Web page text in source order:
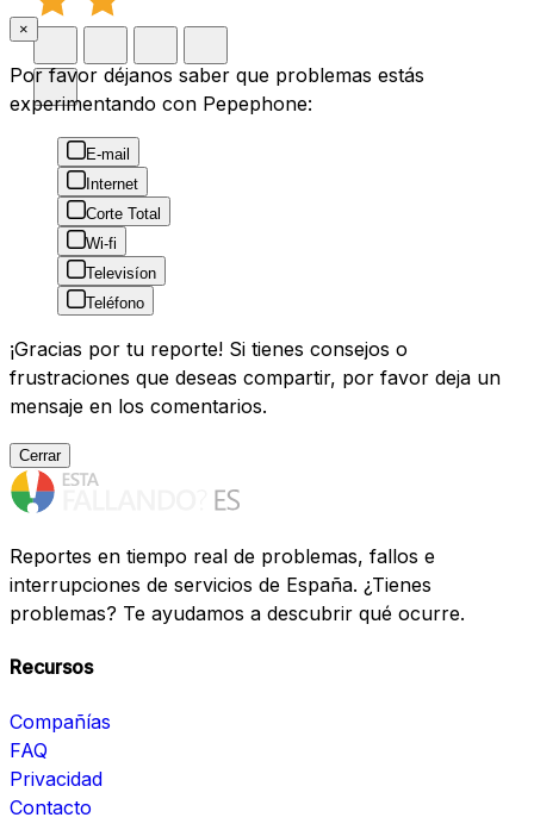
×
Por favor déjanos saber que problemas estás
experimentando con Pepephone:
E-mail
Internet
Corte Total
Wi-fi
Televisíon
Teléfono
¡Gracias por tu reporte! Si tienes consejos o
frustraciones que deseas compartir, por favor deja un
mensaje en los comentarios.
Cerrar
Reportes en tiempo real de problemas, fallos e
interrupciones de servicios de España. ¿Tienes
problemas? Te ayudamos a descubrir qué ocurre.
Recursos
Compañías
FAQ
Privacidad
Contacto